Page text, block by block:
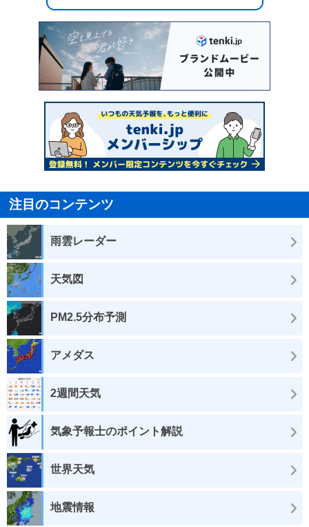
注目のコンテンツ
雨雲レーダー
天気図
PM2.5分布予測
アメダス
2週間天気
気象予報士のポイント解説
世界天気
地震情報